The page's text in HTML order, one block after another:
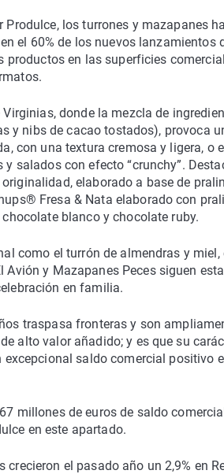
los turrones y mazapanes
el 60% de los nuevos lanzamientos
en las superficies
donde la mezcla de
y nibs de cacao tostados), provoca
con una textura cremosa y ligera, o
salados con efecto “crunchy”.
elaborado a base de
Fresa & Nata elaborado con
blanco y chocolate ruby.
como el turrón de almendras y miel,
y Mazapanes Peces siguen
en familia.
traspasa fronteras y son
alto valor añadido; y es que su
saldo comercial positivo
millones de euros de saldo
en este apartado.
el pasado año un 2,9% en